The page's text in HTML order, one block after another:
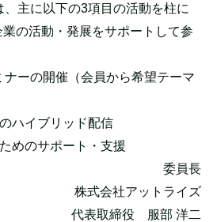
、主に以下の3項目の活動を柱に
の活動・発展をサポートして参
ーの開催（会員から希望テーマ
ハイブリッド配信
めのサポート・支援
委員長
株式会社アットライズ
代表取締役 服部 洋二